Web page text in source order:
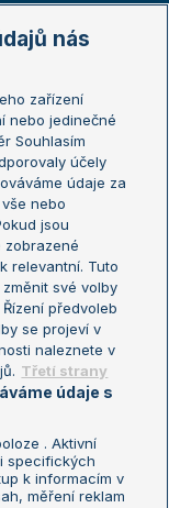
nás
zařízení
nebo jedinečné
Souhlasím
účely
údaje za
nebo
jsou
zobrazené
relevantní. Tuto
své volby
předvoleb
se projeví v
naleznete v
Třetí strany
údaje s
. Aktivní
specifických
k informacím v
měření reklam